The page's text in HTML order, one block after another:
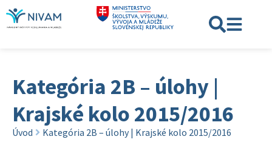
Kategória 2B – úlohy |
Krajské kolo 2015/2016
Úvod Kategória 2B – úlohy | Krajské kolo 2015/2016